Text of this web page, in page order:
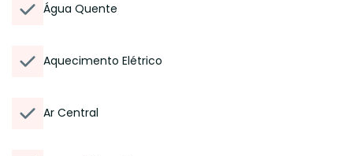
Água Quente
Aquecimento Elétrico
Ar Central